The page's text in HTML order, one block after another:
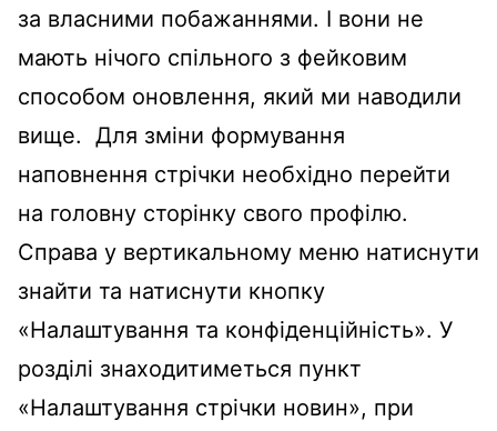
за власними побажаннями. І вони не
мають нічого спільного з фейковим
способом оновлення, який ми наводили
вище. Для зміни формування
наповнення стрічки необхідно перейти
на головну сторінку свого профілю.
Справа у вертикальному меню натиснути
знайти та натиснути кнопку
«Налаштування та конфіденційність». У
розділі знаходитиметься пункт
«Налаштування стрічки новин», при